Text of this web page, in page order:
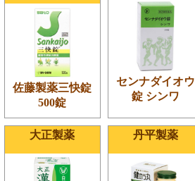
佐藤製薬三快錠
500錠
センナダイオウ
錠 シンワ
大正製薬 丹平製薬